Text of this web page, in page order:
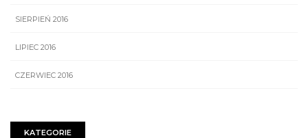
SIERPIEŃ 2016
LIPIEC 2016
CZERWIEC 2016
KATEGORIE